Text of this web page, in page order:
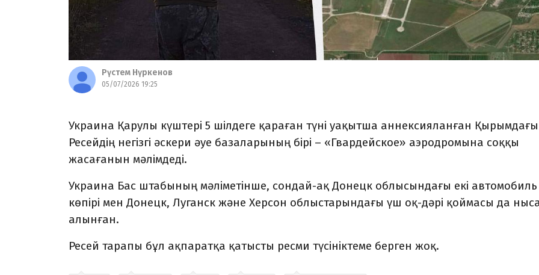
Рүстем Нүркенов
05/07/2026 19:25
Украина Қарулы күштері 5 шілдеге қараған түні уақытша аннексияланған Қырымдағы
Ресейдің негізгі әскери әуе базаларының бірі – «Гвардейское» аэродромына соққы
жасағанын мәлімдеді.
Украина Бас штабының мәліметінше, сондай-ақ Донецк облысындағы екі автомобиль
көпірі мен Донецк, Луганск және Херсон облыстарындағы үш оқ-дәрі қоймасы да
алынған.
Ресей тарапы бұл ақпаратқа қатысты ресми түсініктеме берген жоқ.